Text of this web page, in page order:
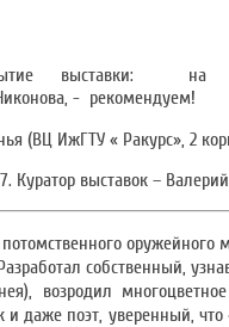
выставки: на
- рекомендуем!
(ВЦ ИжГТУ « Ракурс», 2
Куратор выставок –
собственный,
возродил
даже поэт, уверенный, что